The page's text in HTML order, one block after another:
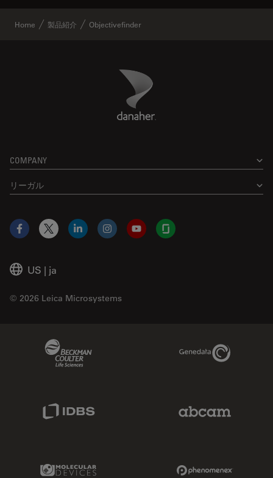
Home 製品紹介 Objectivefinder
Danaher Logo
COMPANY
リーガル
US | ja
© 2026 Leica Microsystems
Facebook
X LinkedInInstagramYouTubeGlassdoor
Genedata Link
Molecular Devices Link